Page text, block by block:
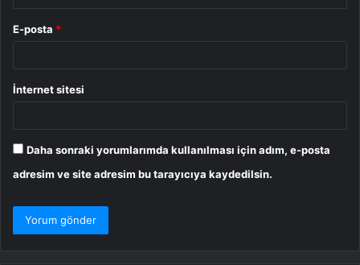
E-posta *
İnternet sitesi
Daha sonraki yorumlarımda kullanılması için adım, e-posta
adresim ve site adresim bu tarayıcıya kaydedilsin.